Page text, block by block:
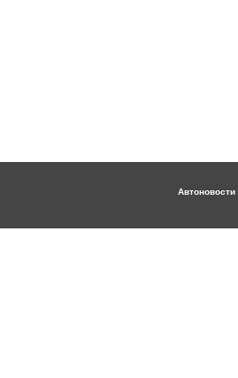
Автоновости